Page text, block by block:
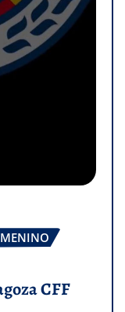
CFF